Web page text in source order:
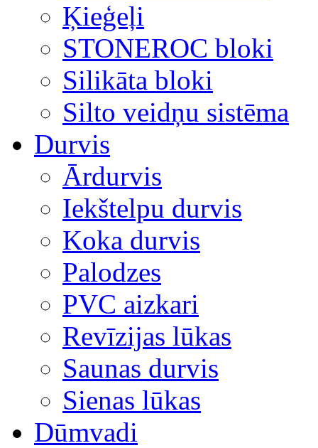
Ķieģeļi
STONEROC bloki
Silikāta bloki
Silto veidņu sistēma
Durvis
Ārdurvis
Iekštelpu durvis
Koka durvis
Palodzes
PVC aizkari
Revīzijas lūkas
Saunas durvis
Sienas lūkas
Dūmvadi